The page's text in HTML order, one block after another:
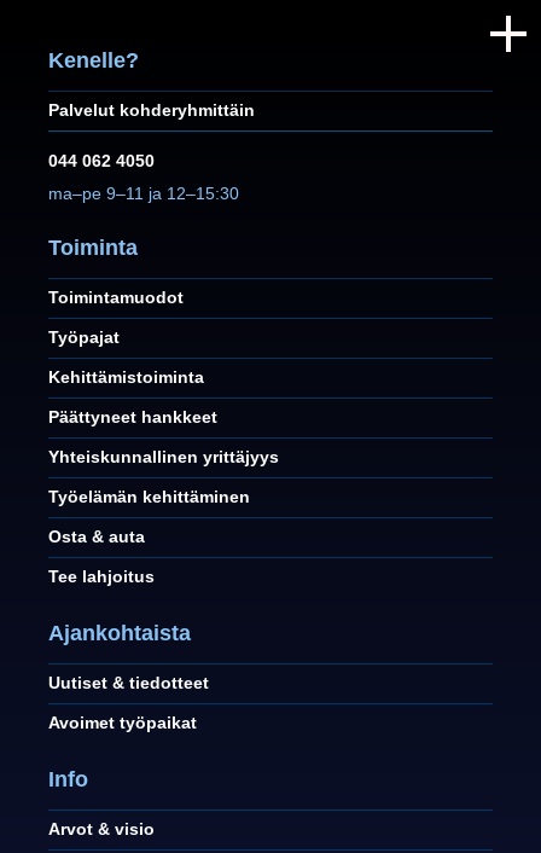
Kenelle?
Palvelut kohderyhmittäin
044 062 4050
ma–pe 9–11 ja 12–15:30
Toiminta
Toimintamuodot
Työpajat
Kehittämistoiminta
Päättyneet hankkeet
Yhteiskunnallinen yrittäjyys
Työelämän kehittäminen
Osta & auta
Tee lahjoitus
Ajankohtaista
Uutiset & tiedotteet
Avoimet työpaikat
Info
Arvot & visio